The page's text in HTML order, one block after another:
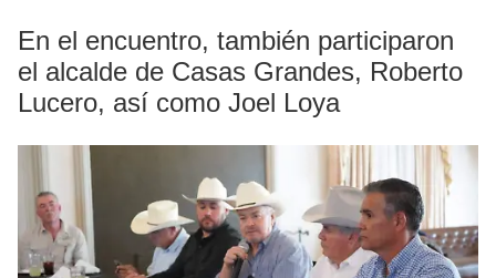
En el encuentro, también participaron
el alcalde de Casas Grandes, Roberto
Lucero, así como Joel Loya